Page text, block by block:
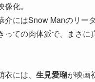
化。
にはSnow Manのリー
っての肉体派で、まさ
には、 生見愛瑠が映画